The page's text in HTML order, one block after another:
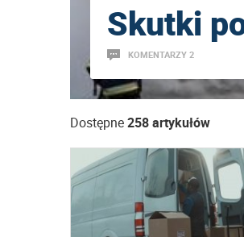
Skutki
KOMENTARZY 2
Dostępne258 artykułów